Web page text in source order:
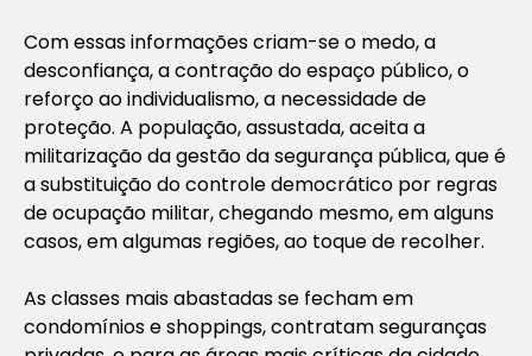
Com essas informações criam-se o medo, a
desconfiança, a contração do espaço público, o
reforço ao individualismo, a necessidade de
proteção. A população, assustada, aceita a
militarização da gestão da segurança pública, que é
a substituição do controle democrático por regras
de ocupação militar, chegando mesmo, em alguns
casos, em algumas regiões, ao toque de recolher.
As classes mais abastadas se fecham em
condomínios e shoppings, contratam seguranças